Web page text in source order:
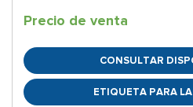
Precio de venta
CONSULTAR
ETIQUETA PARA